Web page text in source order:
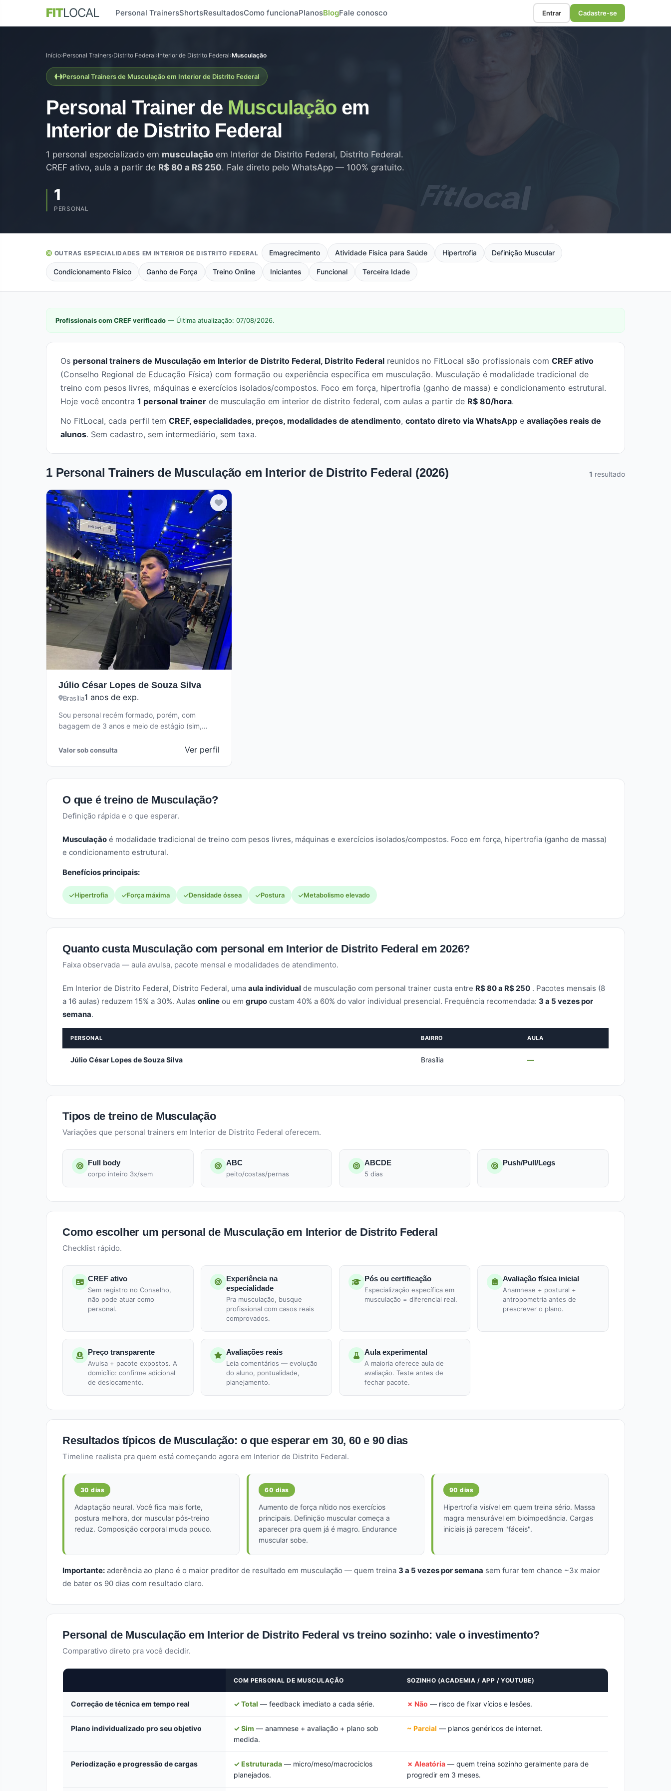
FITLOCAL Personal TrainersShortsResultadosComo funcionaPlanosBlogFale conosco Entrar Cadastre-se
Início›Personal Trainers›Distrito Federal›Interior de Distrito Federal›Musculação
Personal Trainers de Musculação em Interior de Distrito Federal
Personal Trainer de Musculação em
Interior de Distrito Federal
1 personal especializado em musculação em Interior de Distrito Federal, Distrito Federal.
CREF ativo, aula a partir de R$ 80 a R$ 250. Fale direto pelo WhatsApp — 100% gratuito.
1
PERSONAL
OUTRAS ESPECIALIDADES EM INTERIOR DE DISTRITO FEDERAL Emagrecimento Atividade Física para Saúde Hipertrofia Definição Muscular
Condicionamento Físico Ganho de Força Treino Online Iniciantes Funcional Terceira Idade
Profissionais com CREF verificado — Última atualização: 07/08/2026.
Os personal trainers de Musculação em Interior de Distrito Federal, Distrito Federal reunidos no FitLocal são profissionais com CREF ativo
(Conselho Regional de Educação Física) com formação ou experiência específica em musculação. Musculação é modalidade tradicional de
treino com pesos livres, máquinas e exercícios isolados/compostos. Foco em força, hipertrofia (ganho de massa) e condicionamento estrutural.
Hoje você encontra 1 personal trainer de musculação em interior de distrito federal, com aulas a partir de R$ 80/hora.
No FitLocal, cada perfil tem CREF, especialidades, preços, modalidades de atendimento, contato direto via WhatsApp e avaliações reais de
alunos. Sem cadastro, sem intermediário, sem taxa.
1 Personal Trainers de Musculação em Interior de Distrito Federal (2026) 1 resultado
Júlio César Lopes de Souza Silva
Brasília1 anos de exp.
Sou personal recém formado, porém, com
bagagem de 3 anos e meio de estágio (sim,
Valor sob consulta Ver perfil
O que é treino de Musculação?
Definição rápida e o que esperar.
Musculação é modalidade tradicional de treino com pesos livres, máquinas e exercícios isolados/compostos. Foco em força, hipertrofia (ganho de massa)
e condicionamento estrutural.
Benefícios principais:
Hipertrofia Força máxima Densidade óssea Postura Metabolismo elevado
Quanto custa Musculação com personal em Interior de Distrito Federal em 2026?
Faixa observada — aula avulsa, pacote mensal e modalidades de atendimento.
Em Interior de Distrito Federal, Distrito Federal, uma aula individual de musculação com personal trainer custa entre R$ 80 a R$ 250 . Pacotes mensais (8
a 16 aulas) reduzem 15% a 30%. Aulas online ou em grupo custam 40% a 60% do valor individual presencial. Frequência recomendada: 3 a 5 vezes por
semana.
PERSONAL BAIRRO AULA
Júlio César Lopes de Souza Silva Brasília —
Tipos de treino de Musculação
Variações que personal trainers em Interior de Distrito Federal oferecem.
Full body
corpo inteiro 3x/sem
ABC
peito/costas/pernas
ABCDE
5 dias
Push/Pull/Legs
Como escolher um personal de Musculação em Interior de Distrito Federal
Checklist rápido.
CREF ativo
Sem registro no Conselho,
não pode atuar como
personal.
Experiência na
especialidade
Pra musculação, busque
profissional com casos reais
comprovados.
Pós ou certificação
Especialização específica em
musculação = diferencial real.
Avaliação física inicial
Anamnese + postural +
antropometria antes de
prescrever o plano.
Preço transparente
Avulsa + pacote expostos. A
domicílio: confirme adicional
de deslocamento.
Avaliações reais
Leia comentários — evolução
do aluno, pontualidade,
planejamento.
Aula experimental
A maioria oferece aula de
avaliação. Teste antes de
fechar pacote.
Resultados típicos de Musculação: o que esperar em 30, 60 e 90 dias
Timeline realista pra quem está começando agora em Interior de Distrito Federal.
30 dias
Adaptação neural. Você fica mais forte,
postura melhora, dor muscular pós-treino
reduz. Composição corporal muda pouco.
60 dias
Aumento de força nítido nos exercícios
principais. Definição muscular começa a
aparecer pra quem já é magro. Endurance
muscular sobe.
90 dias
Hipertrofia visível em quem treina sério. Massa
magra mensurável em bioimpedância. Cargas
iniciais já parecem "fáceis".
Importante: aderência ao plano é o maior preditor de resultado em musculação — quem treina 3 a 5 vezes por semana sem furar tem chance ~3x maior
de bater os 90 dias com resultado claro.
Personal de Musculação em Interior de Distrito Federal vs treino sozinho: vale o investimento?
Comparativo direto pra você decidir.
COM PERSONAL DE MUSCULAÇÃO SOZINHO (ACADEMIA / APP / YOUTUBE)
Correção de técnica em tempo real ✓ Total — feedback imediato a cada série. ✗ Não — risco de fixar vícios e lesões.
Plano individualizado pro seu objetivo ✓ Sim — anamnese + avaliação + plano sob
medida.
~ Parcial — planos genéricos de internet.
Periodização e progressão de cargas ✓ Estruturada — micro/meso/macrociclos
planejados.
✗ Aleatória — quem treina sozinho geralmente para de
progredir em 3 meses.